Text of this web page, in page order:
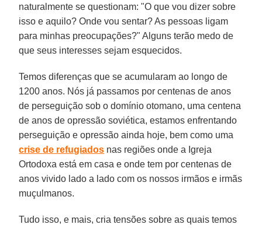
naturalmente se questionam: "O que vou dizer sobre
isso e aquilo? Onde vou sentar? As pessoas ligam
para minhas preocupações?" Alguns terão medo de
que seus interesses sejam esquecidos.
Temos diferenças que se acumularam ao longo de
1200 anos. Nós já passamos por centenas de anos
de perseguição sob o domínio otomano, uma centena
de anos de opressão soviética, estamos enfrentando
perseguição e opressão ainda hoje, bem como uma
crise de refugiados nas regiões onde a Igreja
Ortodoxa está em casa e onde tem por centenas de
anos vivido lado a lado com os nossos irmãos e irmãs
muçulmanos.
Tudo isso, e mais, cria tensões sobre as quais temos